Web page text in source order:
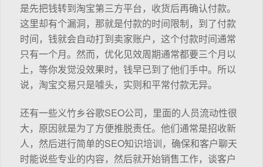
是先把钱转到淘宝第三方平台，收货后再确认付款。
这里却有个漏洞，那就是付款的时间限制，到了付款
时间，钱就会自动打到卖家账户，这个付款时间通常
只有一个月。然而，优化见效周期通常都要三个月以
上，等你发觉没效果时，钱早已到了他们手中。所以
说，淘宝交易只是噱头，实则和平常付款无异。
还有一些义竹乡谷歌SEO公司，里面的人员流动性很
大，原因就是为了方便推脱责任。他们通常是招收新
人，然后进行简单的SEO知识培训，确保和客户聊天
时能说些专业的内容，然后就开始销售工作，谈客户